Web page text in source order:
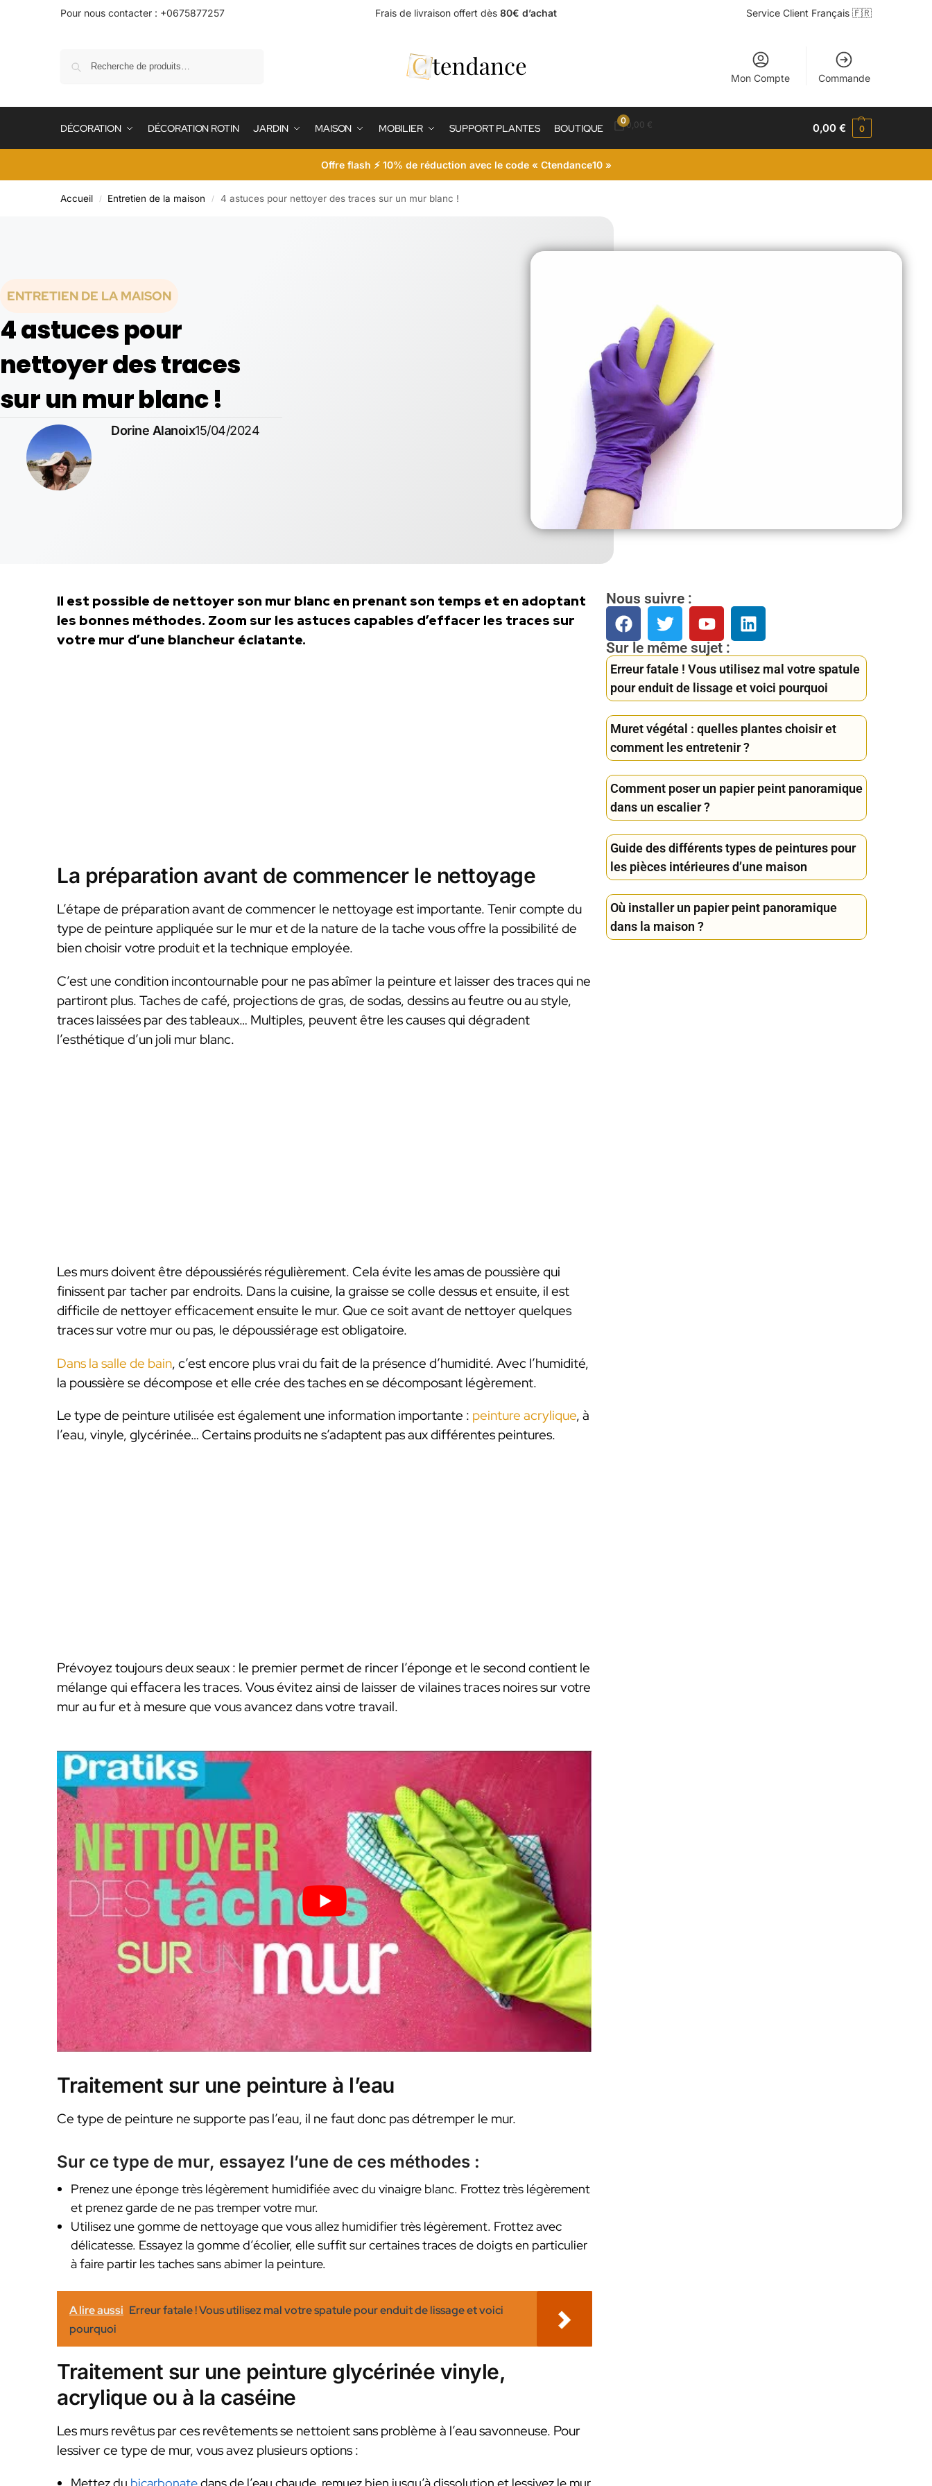
Pour nous contacter : +0675877257 Frais de livraison offert dès 80€ d’achat Service Client Français 🇫🇷
Mon Compte Commande
DÉCORATION DÉCORATION ROTIN JARDIN MAISON MOBILIER SUPPORT PLANTES BOUTIQUE
00,00 € 0,00€ 0
Offre flash ⚡ 10% de réduction avec le code « Ctendance10 »
Accueil / Entretien de la maison / 4 astuces pour nettoyer des traces sur un mur blanc !
ENTRETIEN DE LA MAISON
4 astuces pour
nettoyer des traces
sur un mur blanc !
Dorine Alanoix15/04/2024
Il est possible de nettoyer son mur blanc en prenant son temps et en adoptant
les bonnes méthodes. Zoom sur les astuces capables d’effacer les traces sur
votre mur d’une blancheur éclatante.
La préparation avant de commencer le nettoyage
L’étape de préparation avant de commencer le nettoyage est importante. Tenir compte du
type de peinture appliquée sur le mur et de la nature de la tache vous offre la possibilité de
bien choisir votre produit et la technique employée.
C’est une condition incontournable pour ne pas abîmer la peinture et laisser des traces qui ne
partiront plus. Taches de café, projections de gras, de sodas, dessins au feutre ou au style,
traces laissées par des tableaux… Multiples, peuvent être les causes qui dégradent
l’esthétique d’un joli mur blanc.
Les murs doivent être dépoussiérés régulièrement. Cela évite les amas de poussière qui
finissent par tacher par endroits. Dans la cuisine, la graisse se colle dessus et ensuite, il est
difficile de nettoyer efficacement ensuite le mur. Que ce soit avant de nettoyer quelques
traces sur votre mur ou pas, le dépoussiérage est obligatoire.
Dans la salle de bain, c’est encore plus vrai du fait de la présence d’humidité. Avec l’humidité,
la poussière se décompose et elle crée des taches en se décomposant légèrement.
Le type de peinture utilisée est également une information importante : peinture acrylique, à
l’eau, vinyle, glycérinée… Certains produits ne s’adaptent pas aux différentes peintures.
Prévoyez toujours deux seaux : le premier permet de rincer l’éponge et le second contient le
mélange qui effacera les traces. Vous évitez ainsi de laisser de vilaines traces noires sur votre
mur au fur et à mesure que vous avancez dans votre travail.
Traitement sur une peinture à l’eau
Ce type de peinture ne supporte pas l’eau, il ne faut donc pas détremper le mur.
Sur ce type de mur, essayez l’une de ces méthodes :
Prenez une éponge très légèrement humidifiée avec du vinaigre blanc. Frottez très légèrement
et prenez garde de ne pas tremper votre mur.
Utilisez une gomme de nettoyage que vous allez humidifier très légèrement. Frottez avec
délicatesse. Essayez la gomme d’écolier, elle suffit sur certaines traces de doigts en particulier
à faire partir les taches sans abimer la peinture.
A lire aussi Erreur fatale ! Vous utilisez mal votre spatule pour enduit de lissage et voici
pourquoi
Traitement sur une peinture glycérinée vinyle,
acrylique ou à la caséine
Les murs revêtus par ces revêtements se nettoient sans problème à l’eau savonneuse. Pour
lessiver ce type de mur, vous avez plusieurs options :
Nous suivre :
Sur le même sujet :
Erreur fatale ! Vous utilisez mal votre spatule
pour enduit de lissage et voici pourquoi
Muret végétal : quelles plantes choisir et
comment les entretenir ?
Comment poser un papier peint panoramique
dans un escalier ?
Guide des différents types de peintures pour
les pièces intérieures d’une maison
Où installer un papier peint panoramique
dans la maison ?